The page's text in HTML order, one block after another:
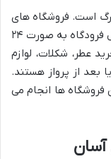
است. فروشگاه های
که در هر سه ترمینال فرودگاه به صورت ۲۴
عطر، شکلات، لوازم
بعد از پرواز هستند.
فروشگاه ها انجام می
آسان